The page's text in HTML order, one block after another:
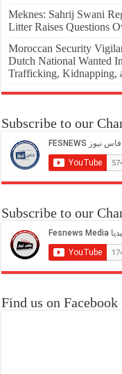
Meknes: Sahrij Swani
Litter Raises Questions
Moroccan Security
Dutch National Wanted
Trafficking, Kidnapping,
Subscribe to our
Subscribe to our
Find us on Facebook